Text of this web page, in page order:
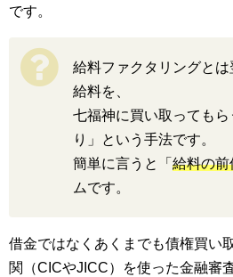
です。
給料ファクタリングと
給料を、
七福神に買い取っても
り」という手法です。
簡単に言うと「 給料の前
ムです。
借金ではなくあくまでも債権買い
関（CICやJICC）を使った金融審